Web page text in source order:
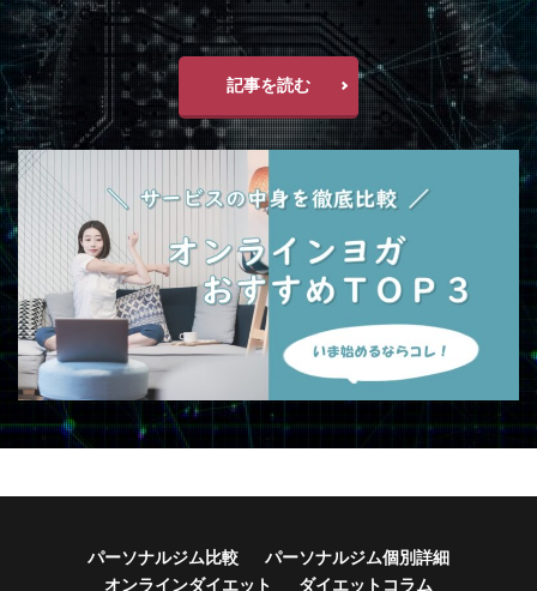
記事を読む
パーソナルジム比較
パーソナルジム個別詳細
オンラインダイエット
ダイエットコラム